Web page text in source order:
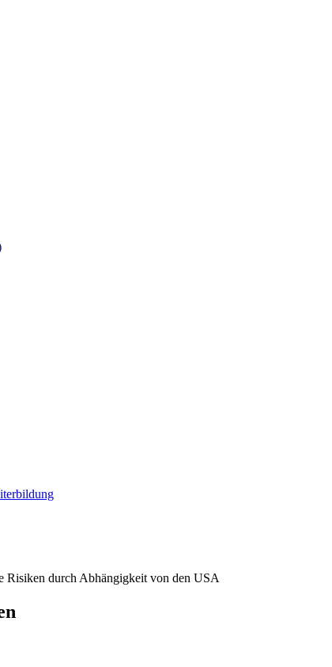
Risiken durch Abhängigkeit von den USA